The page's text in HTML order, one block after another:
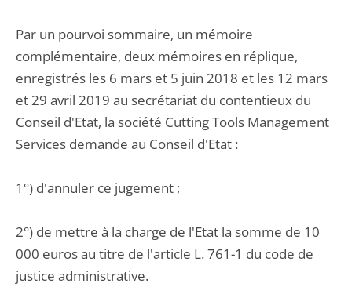
Par un pourvoi sommaire, un mémoire
complémentaire, deux mémoires en réplique,
enregistrés les 6 mars et 5 juin 2018 et les 12 mars
et 29 avril 2019 au secrétariat du contentieux du
Conseil d'Etat, la société Cutting Tools Management
Services demande au Conseil d'Etat :
1°) d'annuler ce jugement ;
2°) de mettre à la charge de l'Etat la somme de 10
000 euros au titre de l'article L. 761-1 du code de
justice administrative.